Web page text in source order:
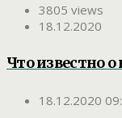
3805 views
18.12.2020
Что известно
18.12.2020